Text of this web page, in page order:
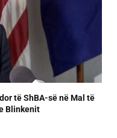
të ShBA-së në Mal të
Blinkenit